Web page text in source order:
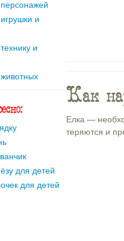
и
и
для детей
для детей
Как
Елка —
теряются и